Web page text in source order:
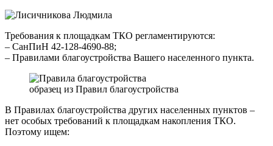
Требования к площадкам ТКО регламентируются:
– СанПиН 42-128-4690-88;
– Правилами благоустройства Вашего населенного пункта.
образец из Правил благоустройства
В Правилах благоустройства других населенных пунктов –
нет особых требований к площадкам накопления ТКО.
Поэтому ищем: